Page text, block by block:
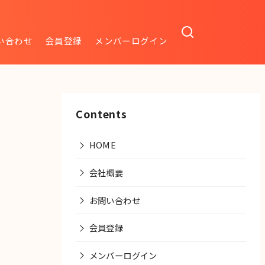
合わせ 会員登録 メンバーログイン
Contents
HOME
会社概要
お問い合わせ
会員登録
メンバーログイン